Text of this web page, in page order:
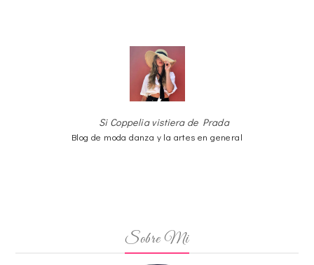
Si Coppelia vistiera de Prada
Blog de moda danza y la artes en general
Sobre Mi